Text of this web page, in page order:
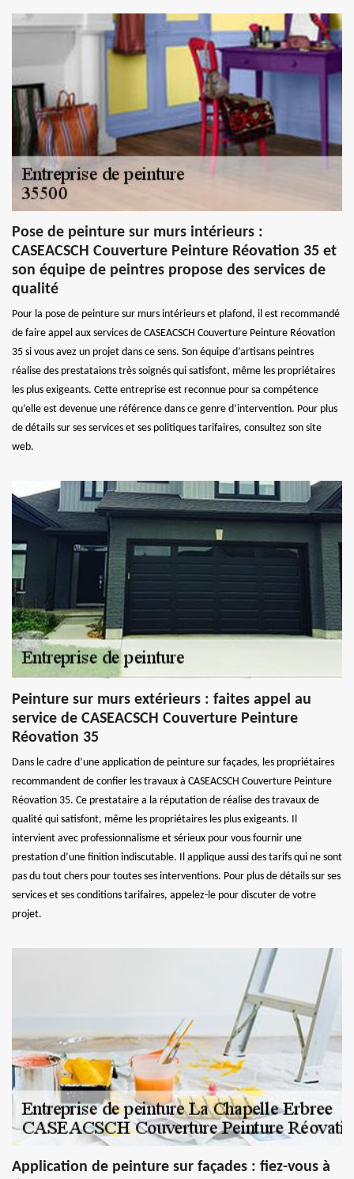
Pose de peinture sur murs intérieurs :
CASEACSCH Couverture Peinture Réovation 35 et
son équipe de peintres propose des services de
qualité
Pour la pose de peinture sur murs intérieurs et plafond, il est recommandé
de faire appel aux services de CASEACSCH Couverture Peinture Réovation
35 si vous avez un projet dans ce sens. Son équipe d’artisans peintres
réalise des prestataions très soignés qui satisfont, même les propriétaires
les plus exigeants. Cette entreprise est reconnue pour sa compétence
qu’elle est devenue une référence dans ce genre d’intervention. Pour plus
de détails sur ses services et ses politiques tarifaires, consultez son site
web.
Peinture sur murs extérieurs : faites appel au
service de CASEACSCH Couverture Peinture
Réovation 35
Dans le cadre d’une application de peinture sur façades, les propriétaires
recommandent de confier les travaux à CASEACSCH Couverture Peinture
Réovation 35. Ce prestataire a la réputation de réalise des travaux de
qualité qui satisfont, même les propriétaires les plus exigeants. Il
intervient avec professionnalisme et sérieux pour vous fournir une
prestation d’une finition indiscutable. Il applique aussi des tarifs qui ne sont
pas du tout chers pour toutes ses interventions. Pour plus de détails sur ses
services et ses conditions tarifaires, appelez-le pour discuter de votre
projet.
Application de peinture sur façades : fiez-vous à